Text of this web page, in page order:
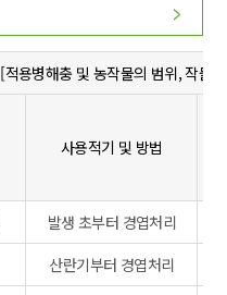
[적용병해충 및 농작물의 범위, 작물
사용적기 및 방법
발생 초부터 경엽처리
산란기부터 경엽처리